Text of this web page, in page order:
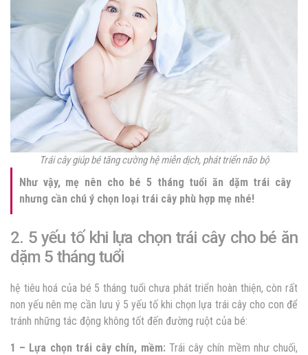
Trái cây giúp bé tăng cường hệ miễn dịch, phát triển não bộ
Như vậy, mẹ nên cho bé 5 tháng tuổi ăn dặm trái cây
nhưng cần chú ý chọn loại trái cây phù hợp mẹ nhé!
2. 5 yếu tố khi lựa chọn trái cây cho bé ăn
dặm 5 tháng tuổi
hệ tiêu hoá của bé 5 tháng tuổi chưa phát triển hoàn thiện, còn rất
non yếu nên mẹ cần lưu ý 5 yếu tố khi chọn lựa trái cây cho con để
tránh những tác động không tốt đến đường ruột của bé:
1 – Lựa chọn trái cây chín, mềm: Trái cây chín mềm như chuối,